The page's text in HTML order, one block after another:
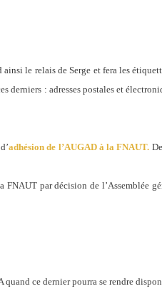
le relais de Serge et fera les
derniers : adresses postales et
adhésion de l’AUGAD à la FNAUT.
par décision de l’Assemblée
quand ce dernier pourra se rendre